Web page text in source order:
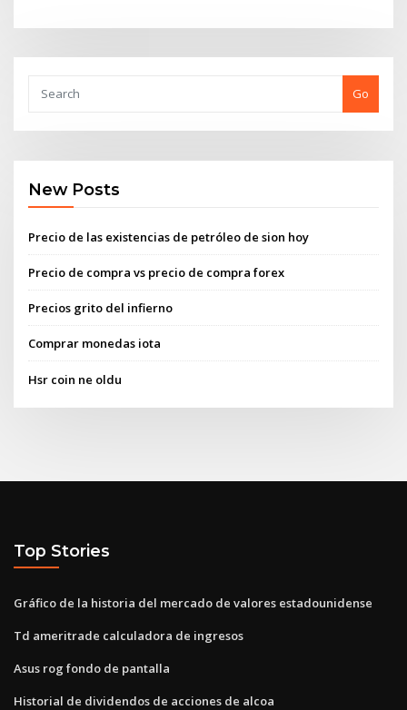
Go
New Posts
Precio de las existencias de petróleo de sion hoy
Precio de compra vs precio de compra forex
Precios grito del infierno
Comprar monedas iota
Hsr coin ne oldu
Top Stories
Gráfico de la historia del mercado de valores estadounidense
Td ameritrade calculadora de ingresos
Asus rog fondo de pantalla
Historial de dividendos de acciones de alcoa